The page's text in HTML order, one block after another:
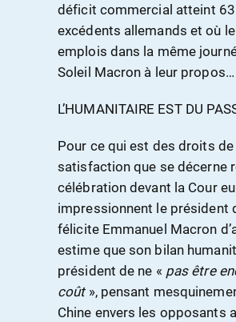
déficit commercial atteint 63
excédents allemands et où
emplois dans la même
Soleil Macron à leur propos…
L’HUMANITAIRE EST DU
Pour ce qui est des droits de
satisfaction que se décerne
célébration devant la Cour
impressionnent le président
félicite Emmanuel Macron
estime que son bilan
président de ne « pas être
coût», pensant
Chine envers les opposants